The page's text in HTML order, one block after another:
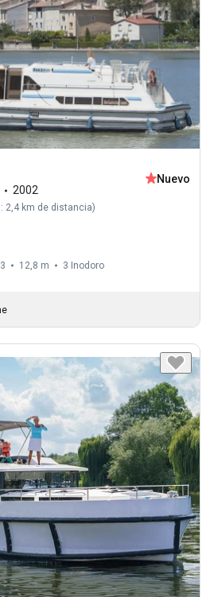
2002
2,4 km de distancia)
Nuevo
12,8 m 3 Inodoro